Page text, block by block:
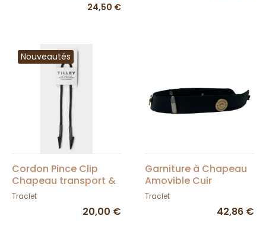
24,50 €
Nouveautés
Cordon Pince Clip
Chapeau transport &
Anti Vent - Tilley
Traclet
20,00 €
Garniture à Chapeau
Amovible Cuir
Véritable Avec
Concho & Balles
Traclet
42,86 €